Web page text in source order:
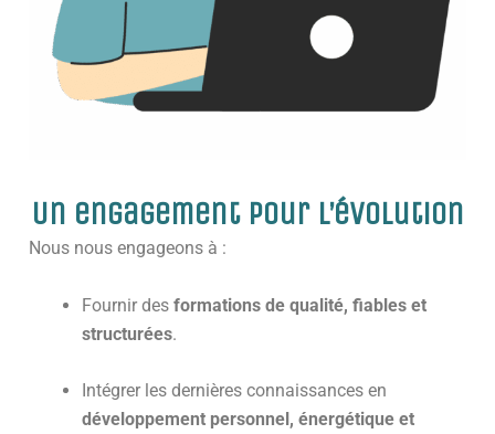
Un engagement pour l’évolution
Nous nous engageons à :
Fournir des formations de qualité, fiables et
structurées.
Intégrer les dernières connaissances en
développement personnel, énergétique et